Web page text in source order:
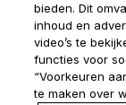
Cookie
Melkweb
Horizon
Finder
bieden. Dit
inhoud en
video’s te
functies voor
“Voorkeuren
te maken over